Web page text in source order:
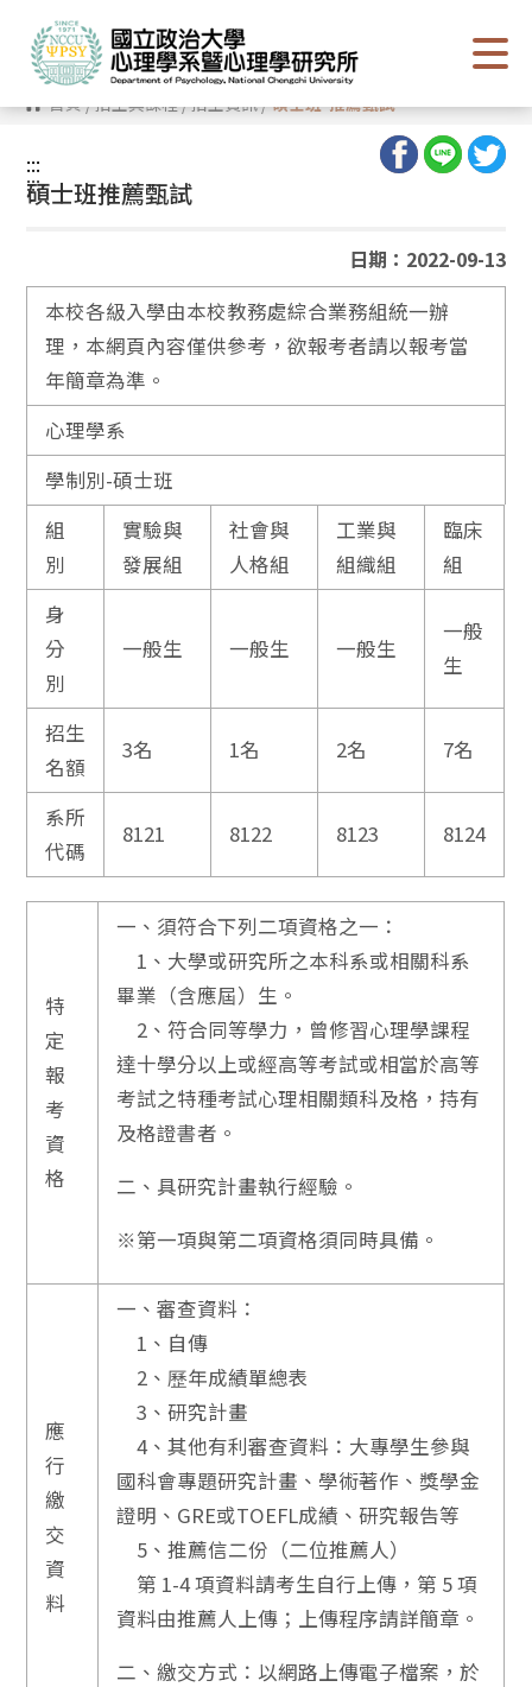
容 首頁/招生與課程/招生資訊/碩士班-推薦甄試
:::
:::
碩士班推薦甄試
日期：2022-09-13
本校各級入學由本校教務處綜合業務組統一辦
理，本網頁內容僅供參考，欲報考者請以報考當
年簡章為準。
心理學系
學制別-碩士班
組
別
實驗與
發展組
社會與
人格組
工業與
組織組
臨床
組
身
分
別
一般生 一般生 一般生
一般
生
招生
名額
3名 1名 2名 7名
系所
代碼
8121 8122 8123 8124
特
定
報
考
資
格
一、須符合下列二項資格之一：
1、大學或研究所之本科系或相關科系
畢業（含應屆）生。
2、符合同等學力，曾修習心理學課程
達十學分以上或經高等考試或相當於高等
考試之特種考試心理相關類科及格，持有
及格證書者。
二、具研究計畫執行經驗。
※第一項與第二項資格須同時具備。
應
行
繳
交
資
料
一、審查資料：
1、自傳
2、歷年成績單總表
3、研究計畫
4、其他有利審查資料：大專學生參與
國科會專題研究計畫、學術著作、獎學金
證明、GRE或TOEFL成績、研究報告等
5、推薦信二份（二位推薦人）
第 1-4 項資料請考生自行上傳，第 5 項
資料由推薦人上傳；上傳程序請詳簡章。
二、繳交方式：以網路上傳電子檔案，於